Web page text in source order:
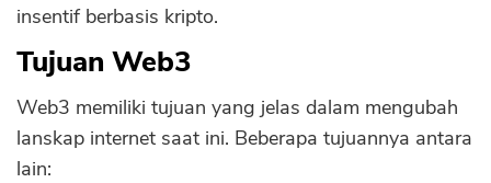
insentif berbasis kripto.
Tujuan Web3
Web3 memiliki tujuan yang jelas dalam mengubah
lanskap internet saat ini. Beberapa tujuannya antara
lain: